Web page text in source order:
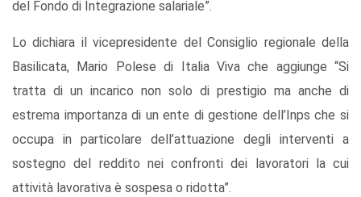
del Fondo di Integrazione salariale”.
Lo dichiara il vicepresidente del Consiglio regionale della
Basilicata, Mario Polese di Italia Viva che aggiunge “Si
tratta di un incarico non solo di prestigio ma anche di
estrema importanza di un ente di gestione dell’Inps che si
occupa in particolare dell’attuazione degli interventi a
sostegno del reddito nei confronti dei lavoratori la cui
attività lavorativa è sospesa o ridotta”.